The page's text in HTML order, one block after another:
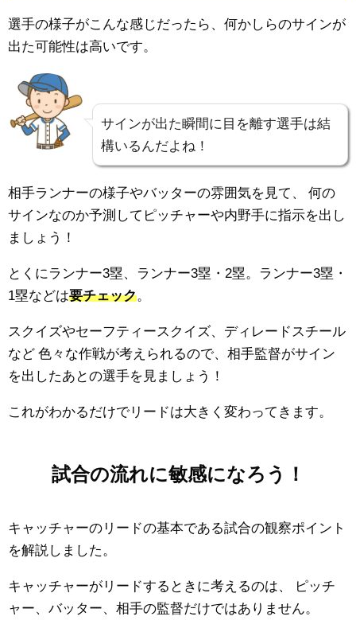
選手の様子がこんな感じだったら、何かしらのサインが
出た可能性は高いです。
サインが出た瞬間に目を離す選手は結
構いるんだよね！
相手ランナーの様子やバッターの雰囲気を見て、
何の
サインなのか予測してピッチャーや内野手に指示を出し
ましょう！
とくにランナー3塁、ランナー3塁・2塁。ランナー3塁・
1塁などは要チェック
スクイズやセーフティースクイズ、ディレードスチール
など 色々な作戦が考えられるので、相手監督がサイン
を出したあとの選手を見ましょう！
これがわかるだけでリードは大きく変わってきます。
試合の流れに敏感になろう！
キャッチャーのリードの基本である試合の観察ポイント
を解説しました。
キャッチャーがリードするときに考えるのは、
ピッチ
ャー、バッター、相手の監督だけではありません。